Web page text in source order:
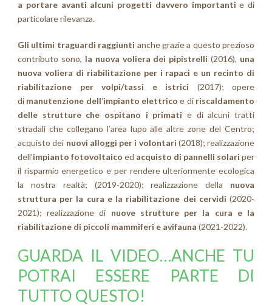
a portare avanti alcuni progetti davvero importanti e di
particolare rilevanza.
Gli ultimi traguardi raggiunti anche grazie a questo prezioso
contributo sono, la nuova voliera dei pipistrelli(2016), una
nuova voliera di riabilitazione per i rapaci e un recinto di
riabilitazione per volpi/tassi e istrici (2017); opere
di manutenzione dell’impianto elettrico e di riscaldamento
delle strutture che ospitano i primati e di alcuni tratti
stradali che collegano l’area lupo alle altre zone del Centro;
acquisto dei nuovi alloggi per i volontari (2018); realizzazione
dell’impianto fotovoltaico ed acquisto di pannelli solari per
il risparmio energetico e per rendere ulteriormente ecologica
la nostra realtà; (2019-2020); realizzazione della nuova
struttura per la cura e la riabilitazione dei cervidi (2020-
2021); realizzazione di nuove strutture per la cura e la
riabilitazione di piccoli mammiferi e avifauna (2021-2022).
GUARDA IL VIDEO…ANCHE TU
POTRAI ESSERE PARTE DI
TUTTO QUESTO!